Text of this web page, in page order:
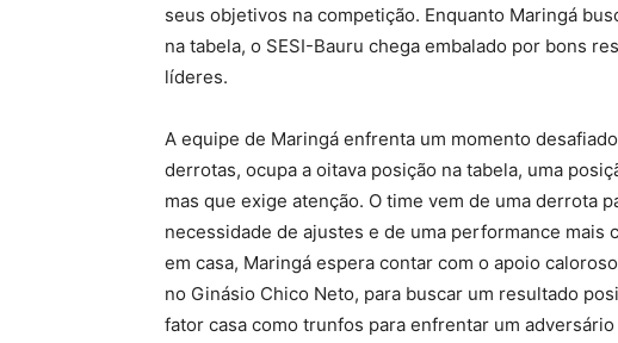
seus objetivos na competição. Enquanto Maringá
na tabela, o SESI-Bauru chega embalado por bons
líderes.
A equipe de Maringá enfrenta um momento
derrotas, ocupa a oitava posição na tabela, uma
mas que exige atenção. O time vem de uma derrota
necessidade de ajustes e de uma performance mais
em casa, Maringá espera contar com o apoio
no Ginásio Chico Neto, para buscar um resultado
fator casa como trunfos para enfrentar um